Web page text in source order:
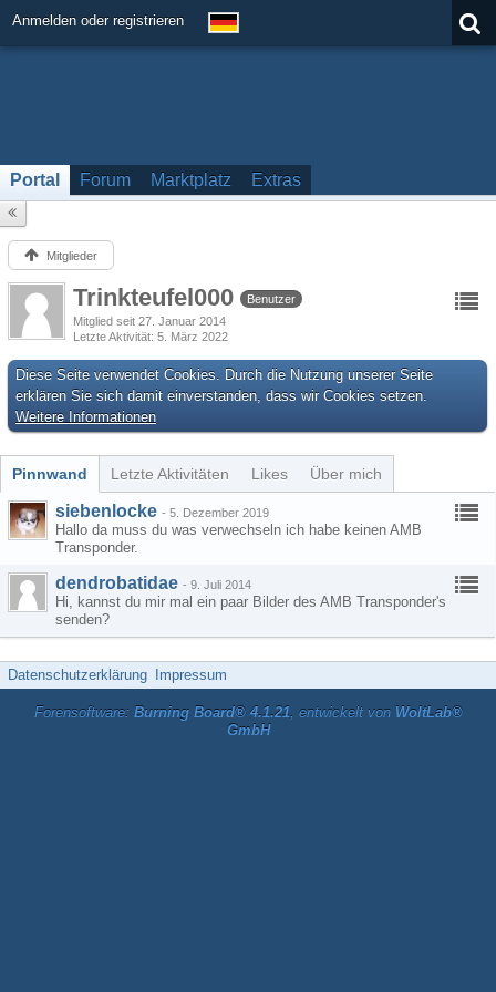
Anmelden oder registrieren
Portal Forum Marktplatz Extras
Mitglieder
Trinkteufel000
Benutzer
Mitglied seit 27. Januar 2014
Letzte Aktivität 5. März 2022
Diese Seite verwendet Cookies. Durch die Nutzung unserer Seite
erklären Sie sich damit einverstanden, dass wir Cookies setzen.
Weitere Informationen
Pinnwand Letzte Aktivitäten Likes Über mich
siebenlocke - 5. Dezember 2019
Hallo da muss du was verwechseln ich habe keinen AMB
Transponder.
dendrobatidae - 9. Juli 2014
Hi, kannst du mir mal ein paar Bilder des AMB Transponder's
senden?
Datenschutzerklärung Impressum
Forensoftware: Burning Board® 4.1.21, entwickelt von WoltLab®
GmbH